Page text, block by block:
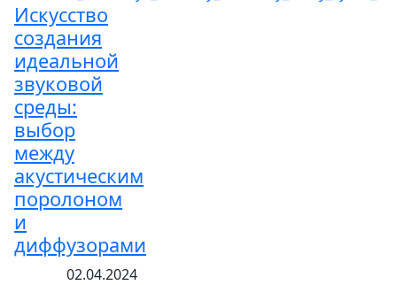
Искусство
создания
идеальной
звуковой
среды:
выбор
между
акустическим
поролоном
и
диффузорами
02.04.2024